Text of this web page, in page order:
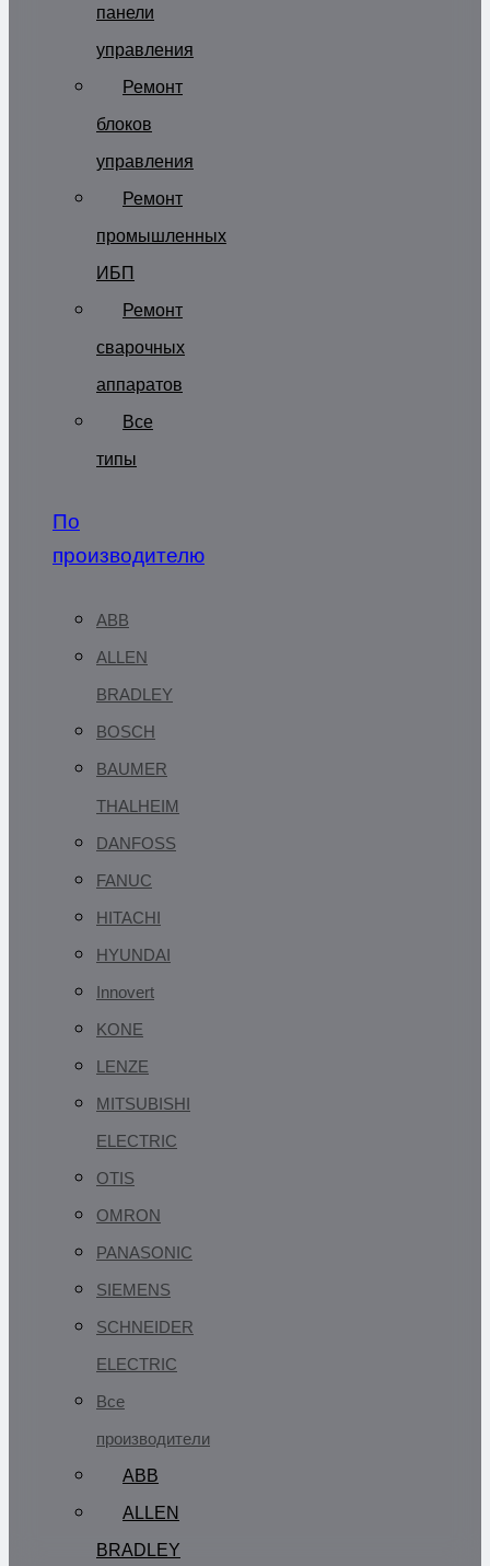
панели
управления
Ремонт
блоков
управления
Ремонт
промышленных
ИБП
Ремонт
сварочных
аппаратов
Все
типы
По
производителю
ABB
ALLEN
BRADLEY
BOSCH
BAUMER
THALHEIM
DANFOSS
FANUC
HITACHI
HYUNDAI
Innovert
KONE
LENZE
MITSUBISHI
ELECTRIC
OTIS
OMRON
PANASONIC
SIEMENS
SCHNEIDER
ELECTRIC
Все
производители
ABB
ALLEN
BRADLEY